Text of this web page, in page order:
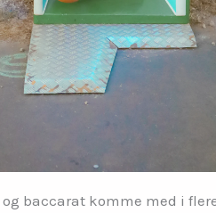
baccarat komme med i